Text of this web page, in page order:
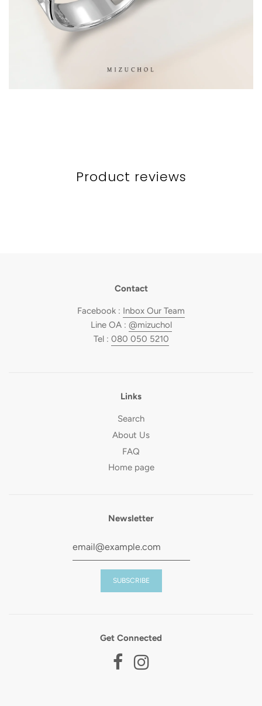
Product reviews
Contact
Facebook : Inbox Our Team
Line OA : @mizuchol
Tel : 080 050 5210
Links
Search
About Us
FAQ
Home page
Newsletter
Get Connected